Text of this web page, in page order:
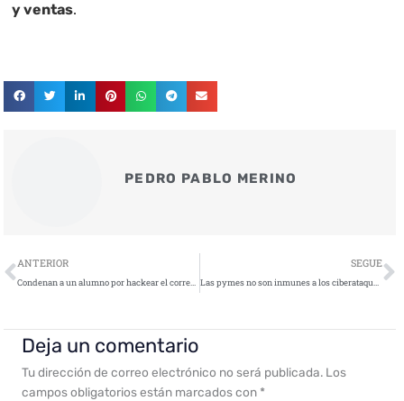
y ventas.
PEDRO PABLO MERINO
Ant
ANTERIOR
Condenan a un alumno por hackear el correo corporativo de su profesora
SEGUE
Las pymes no son inmunes a los ciberataques, pero así pueden protegerse
Deja un comentario
Tu dirección de correo electrónico no será publicada. Los
campos obligatorios están marcados con *